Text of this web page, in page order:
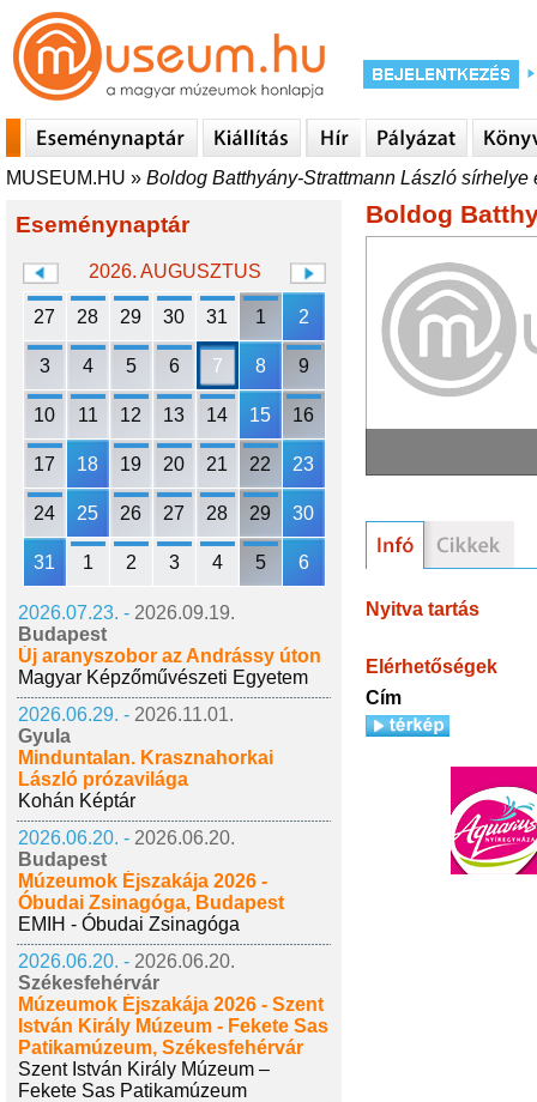
MUSEUM.HU » Boldog Batthyány-Strattmann László sírhelye
Eseménynaptár
2026. AUGUSZTUS
27 28 29 30 31 1 2
3 4 5 6 7 8 9
10 11 12 13 14 15 16
17 18 19 20 21 22 23
24 25 26 27 28 29 30
31 1 2 3 4 5 6
2026.07.23. - 2026.09.19.
Budapest
Új aranyszobor az Andrássy úton
Magyar Képzőművészeti Egyetem
2026.06.29. - 2026.11.01.
Gyula
Minduntalan. Krasznahorkai
László prózavilága
Kohán Képtár
2026.06.20. - 2026.06.20.
Budapest
Múzeumok Éjszakája 2026 -
Óbudai Zsinagóga, Budapest
EMIH - Óbudai Zsinagóga
2026.06.20. - 2026.06.20.
Székesfehérvár
Múzeumok Éjszakája 2026 - Szent
István Király Múzeum - Fekete Sas
Patikamúzeum, Székesfehérvár
Szent István Király Múzeum –
Fekete Sas Patikamúzeum
Boldog
Nyitva tartás
Elérhetőségek
Cím